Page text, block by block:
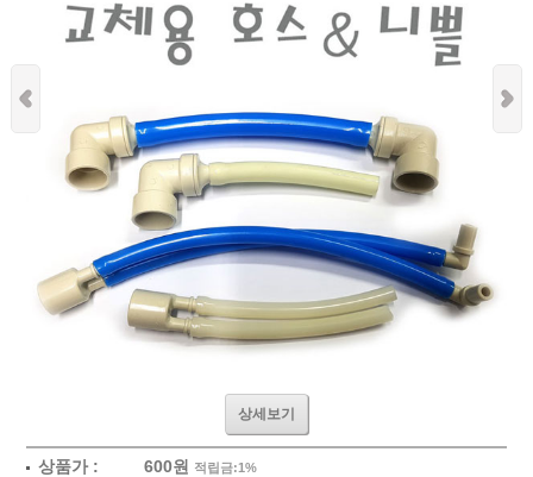
상세보기
상품가 : 600원 적립금:1%